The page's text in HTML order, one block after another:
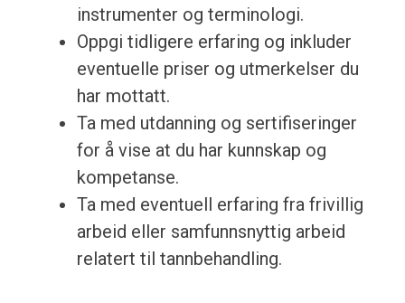
instrumenter og terminologi.
Oppgi tidligere erfaring og inkluder
eventuelle priser og utmerkelser du
har mottatt.
Ta med utdanning og sertifiseringer
for å vise at du har kunnskap og
kompetanse.
Ta med eventuell erfaring fra frivillig
arbeid eller samfunnsnyttig arbeid
relatert til tannbehandling.